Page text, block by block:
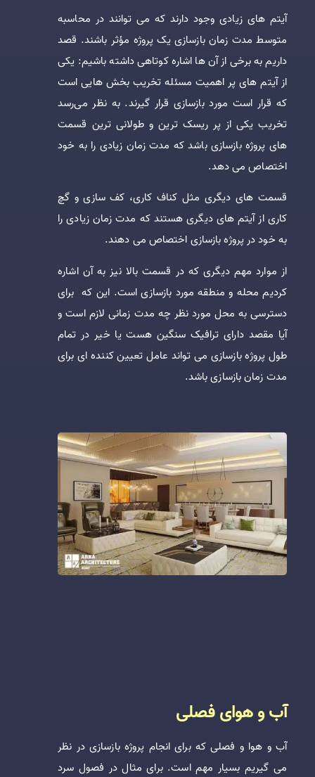
آیتم های زیادی وجود دارند که می توانند در محاسبه
متوسط مدت زمان بازسازی یک پروژه مؤثر باشند. قصد
داریم به برخی از آن ها اشاره کوتاهی داشته باشیم: یکی
از آیتم های پر اهمیت مسئله تخریب بخش هایی است
که قرار است مورد بازسازی قرار گیرند. به نظر می‌رسد
تخریب یکی از پر ریسک ترین و طولانی ترین قسمت
های پروژه بازسازی باشد که مدت زمان زیادی را به خود
اختصاص می دهد.
قسمت های دیگری مثل کناف کاری، کف سازی و گچ
کاری از آیتم های دیگری هستند که مدت زمان زیادی را
به خود در پروژه بازسازی اختصاص می دهند.
از موارد مهم دیگری که در قسمت بالا نیز به آن اشاره
کردیم محله و منطقه مورد بازسازی است. این که برای
دسترسی به محل مورد نظر چه مدت زمانی لازم است و
آیا مقصد دارای ترافیک سنگین هست یا خیر در تمام
طول پروژه بازسازی می تواند عامل تعیین کننده ای برای
مدت زمان بازسازی باشد.
آب و هوای فصلی
آب و هوا و فصلی که برای انجام پروژه بازسازی در نظر
می گیریم بسیار مهم است. برای مثال در فصول سرد